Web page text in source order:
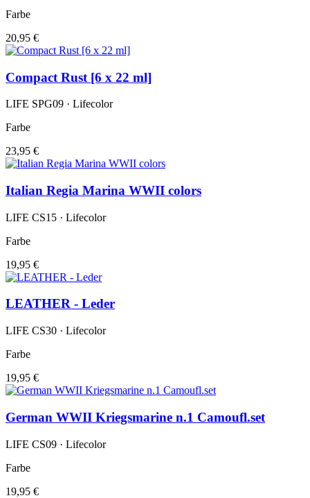
Farbe
20,95 €
Compact Rust [6 x 22 ml]
LIFE SPG09 · Lifecolor
Farbe
23,95 €
Italian Regia Marina WWII colors
LIFE CS15 · Lifecolor
Farbe
19,95 €
LEATHER - Leder
LIFE CS30 · Lifecolor
Farbe
19,95 €
German WWII Kriegsmarine n.1 Camoufl.set
LIFE CS09 · Lifecolor
Farbe
19,95 €